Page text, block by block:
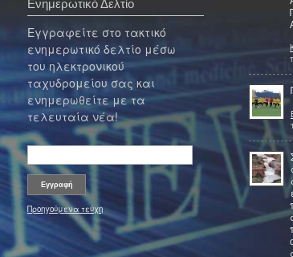
Ενημερωτικό Δελτίο
Εγγραφείτε στο τακτικό
ενημερωτικό δελτίο μέσω
του ηλεκτρονικού
ταχυδρομείου σας και
ενημερωθείτε με τα
τελευταία νέα!
Προηγούμενα τεύχη